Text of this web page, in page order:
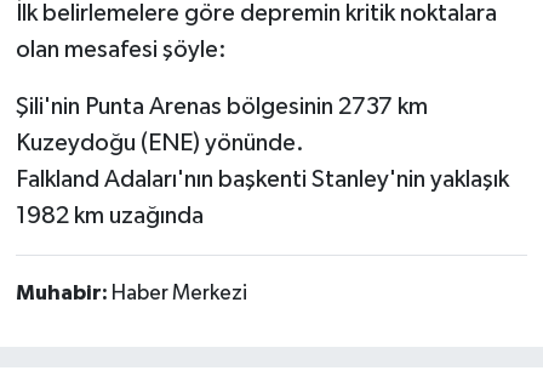
İlk belirlemelere göre depremin kritik noktalara
olan mesafesi şöyle:
Şili'nin Punta Arenas bölgesinin 2737 km
Kuzeydoğu (ENE) yönünde.
Falkland Adaları'nın başkenti Stanley'nin yaklaşık
1982 km uzağında
Muhabir: Haber Merkezi
TEKNOLOJİ
TÜRKİYE
VİZYONDAKİLER